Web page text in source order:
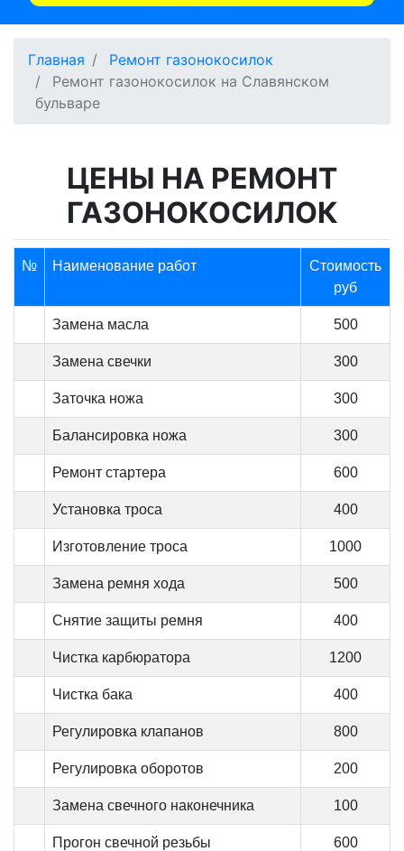
Главная
Ремонт газонокосилок
Ремонт газонокосилок на Славянском
бульваре
ЦЕНЫ НА РЕМОНТ
ГАЗОНОКОСИЛОК
№ Наименование работ
Стоимость
руб
Замена масла 500
Замена свечки 300
Заточка ножа 300
Балансировка ножа 300
Ремонт стартера 600
Установка троса 400
Изготовление троса 1000
Замена ремня хода 500
Снятие защиты ремня 400
Чистка карбюратора 1200
Чистка бака 400
Регулировка клапанов 800
Регулировка оборотов 200
Замена свечного наконечника 100
Прогон свечной резьбы 600